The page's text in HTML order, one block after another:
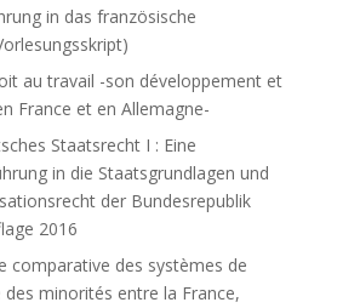
in das französische
au travail -son développement et
France et en Allemagne-
Staatsrecht I : Eine
in die Staatsgrundlagen und
der Bundesrepublik
2016
comparative des systèmes de
minorités entre la France,